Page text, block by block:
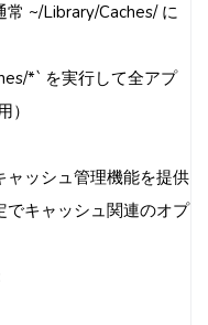
~/Library/Caches/ に
*` を実行して全アプ
）
ッシュ管理機能を提供
キャッシュ関連のオプ